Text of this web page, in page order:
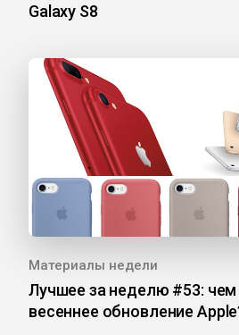
Galaxy S8
Материалы недели
Лучшее за неделю #53:
весеннее обновление